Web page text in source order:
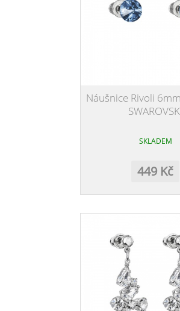
Náušnice Rivoli
SKLADEM
449 Kč